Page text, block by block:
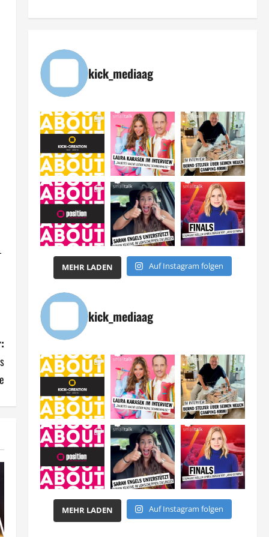
kick_mediaag
MEHR LADEN Auf Instagram folgen
kick_mediaag
MEHR LADEN Auf Instagram folgen